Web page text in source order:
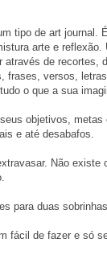
tipo de art journal.
arte e reflexão.
de recortes,
frases, versos,
o que a sua
objetivos, metas
e até desabafos.
Não
para duas
fácil de fazer e só